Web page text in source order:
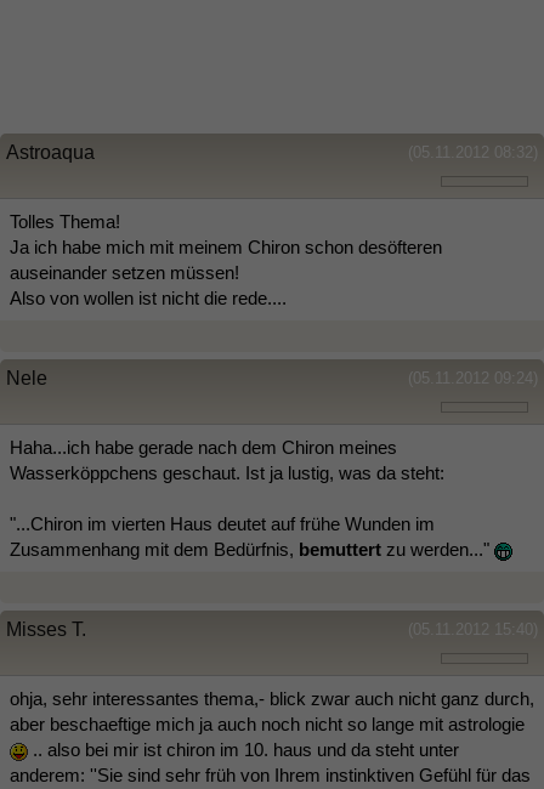
(05.11.2012 08:32)
Astroaqua
Tolles Thema!
Ja ich habe mich mit meinem Chiron schon desöfteren
auseinander setzen müssen!
Also von wollen ist nicht die rede....
(05.11.2012 09:24)
Nele
Haha...ich habe gerade nach dem Chiron meines
Wasserköppchens geschaut. Ist ja lustig, was da steht:
"...Chiron im vierten Haus deutet auf frühe Wunden im
Zusammenhang mit dem Bedürfnis, bemuttert zu werden..."
(05.11.2012 15:40)
Misses T.
ohja, sehr interessantes thema,- blick zwar auch nicht ganz durch,
aber beschaeftige mich ja auch noch nicht so lange mit astrologie
.. also bei mir ist chiron im 10. haus und da steht unter
anderem: ''Sie sind sehr früh von Ihrem instinktiven Gefühl für das